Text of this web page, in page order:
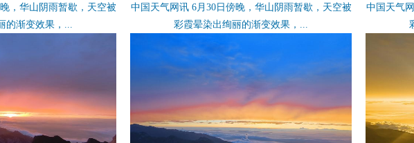
，华山阴雨暂歇，天空被
的渐变效果，...
中国天气网讯 6月30日傍晚，华山阴雨暂歇，天空被
彩霞晕染出绚丽的渐变效果，...
中国天气